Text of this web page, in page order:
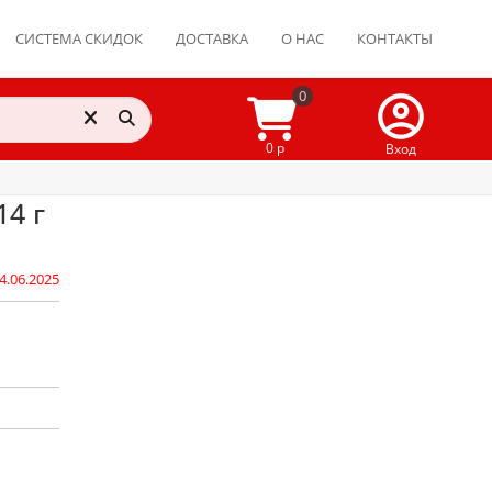
СИСТЕМА СКИДОК ДОСТАВКА О НАС КОНТАКТЫ
0
0 р
Вход
г